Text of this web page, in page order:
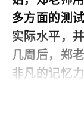
多方面的测
实际水平，
几周后，郑
非凡的记忆
惊讶了。他
文裕是一个